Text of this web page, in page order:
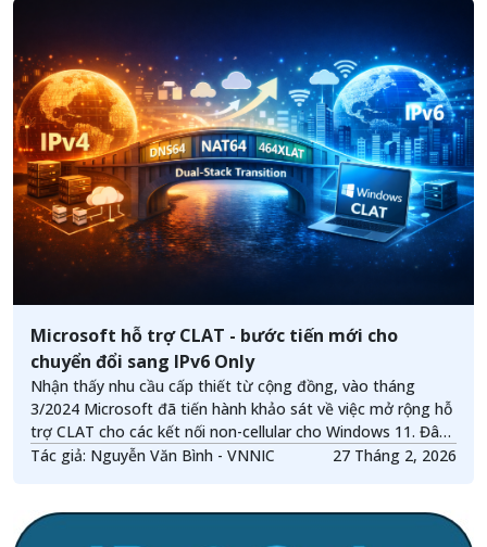
Microsoft hỗ trợ CLAT - bước tiến mới cho
chuyển đổi sang IPv6 Only
Nhận thấy nhu cầu cấp thiết từ cộng đồng, vào tháng
3/2024 Microsoft đã tiến hành khảo sát về việc mở rộng hỗ
trợ CLAT cho các kết nối non-cellular cho Windows 11. Đây
là một động thái được kỳ vọng cao vì nó trực tiếp giải
Tác giả: Nguyễn Văn Bình - VNNIC 27 Tháng 2, 2026